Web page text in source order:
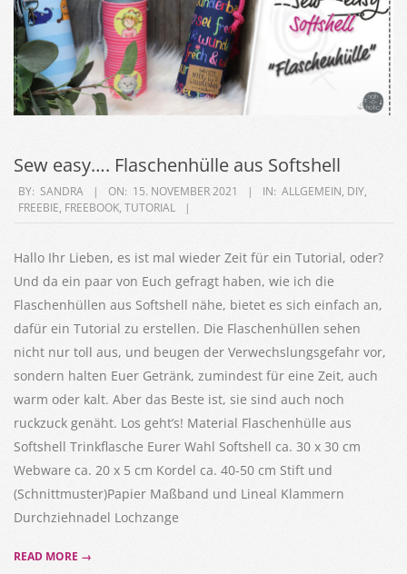
Sew easy…. Flaschenhülle aus Softshell
2021-
11-
BY: SANDRA ON: 15. NOVEMBER 2021 IN: ALLGEMEIN, DIY,
FREEBIE, FREEBOOK, TUTORIAL
Hallo Ihr Lieben, es ist mal wieder Zeit für ein Tutorial, oder?
Und da ein paar von Euch gefragt haben, wie ich die
Flaschenhüllen aus Softshell nähe, bietet es sich einfach an,
dafür ein Tutorial zu erstellen. Die Flaschenhüllen sehen
nicht nur toll aus, und beugen der Verwechslungsgefahr vor,
sondern halten Euer Getränk, zumindest für eine Zeit, auch
warm oder kalt. Aber das Beste ist, sie sind auch noch
ruckzuck genäht. Los geht’s! Material Flaschenhülle aus
Softshell Trinkflasche Eurer Wahl Softshell ca. 30 x 30 cm
Webware ca. 20 x 5 cm Kordel ca. 40-50 cm Stift und
(Schnittmuster)Papier Maßband und Lineal Klammern
Durchziehnadel Lochzange
READ MORE →